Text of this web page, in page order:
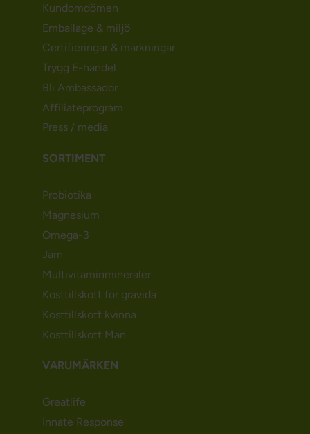
Kundomdömen
Emballage & miljö
Certifieringar & märkningar
Trygg E-handel
Bli Ambassadör
Affiliateprogram
Press / media
SORTIMENT
Probiotika
Magnesium
Omega-3
Järn
Multivitaminmineraler
Kosttillskott för gravida
Kosttillskott kvinna
Kosttillskott Man
VARUMÄRKEN
Greatlife
Innate Response